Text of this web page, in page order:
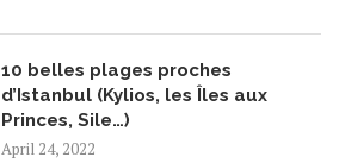
10 belles plages proches
d’Istanbul (Kylios, les Îles aux
Princes, Sile…)
April 24, 2022